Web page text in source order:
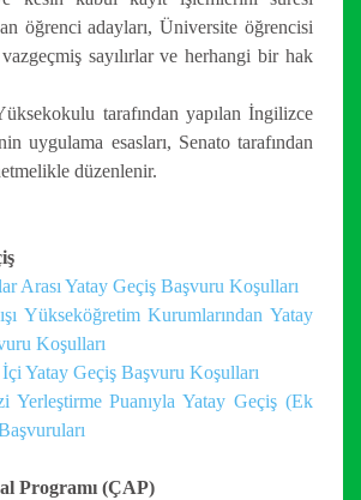
öğrenci adayları, Üniversite öğrencisi
sayılırlar ve herhangi bir hak
tarafından yapılan İngilizce
uygulama esasları, Senato tarafından
düzenlenir.
Arası Yatay Geçiş Başvuru Koşulları
Yükseköğretim Kurumlarından Yatay
Koşulları
Yatay Geçiş Başvuru Koşulları
Yerleştirme Puanıyla Yatay Geçiş (Ek
Programı (ÇAP)